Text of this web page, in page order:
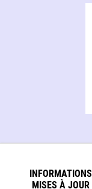
INFORMATIONS
MISES À JOUR